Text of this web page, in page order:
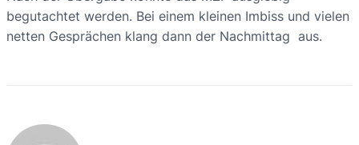
begutachtet werden. Bei einem kleinen Imbiss und vielen
netten Gesprächen klang dann der Nachmittag aus.